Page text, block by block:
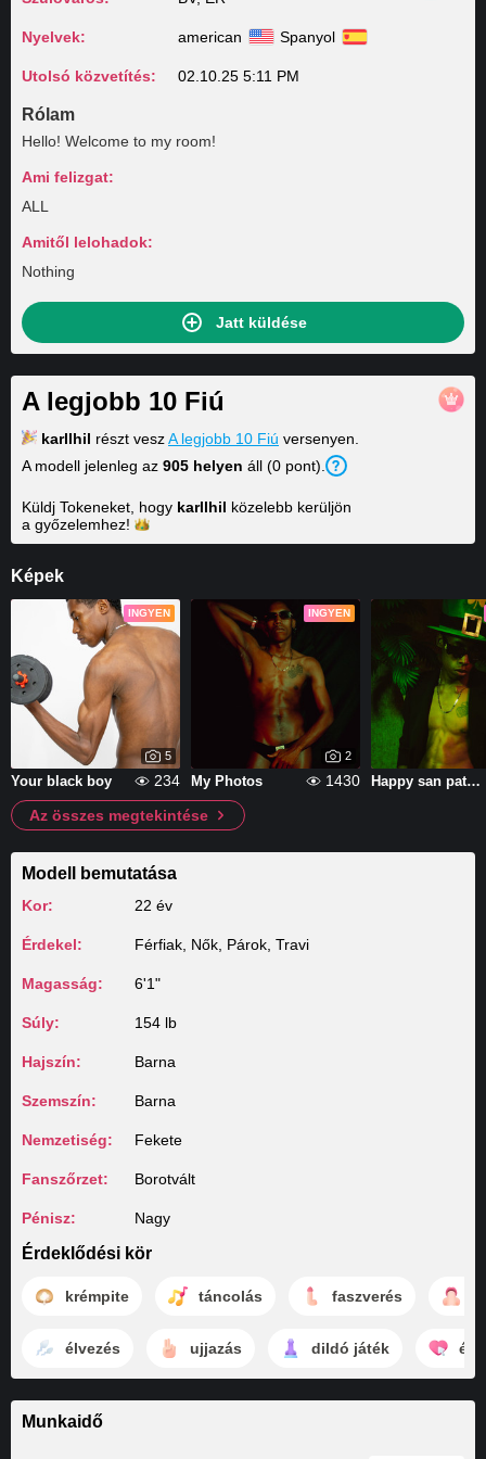
Nyelvek: american Spanyol
Utolsó közvetítés: 02.10.25 5:11 PM
Rólam
Hello! Welcome to my room!
Ami felizgat:
ALL
Amitől lelohadok:
Nothing
Jatt küldése
A legjobb 10 Fiú
karllhil részt veszA legjobb 10 Fiú versenyen.
A modell jelenleg az 905 helyen áll (0 pont).
Küldj Tokeneket, hogy karllhil közelebb kerüljön
a győzelemhez!
Képek
INGYEN
5
Your black boy 234
INGYEN
2
My Photos 1430 Happy san patricio
Az összes megtekintése
Modell bemutatása
Kor: 22 év
Érdekel: Férfiak, Nők, Párok, Travi
Magasság: 6'1"
Súly: 154 lb
Hajszín: Barna
Szemszín: Barna
Nemzetiség: Fekete
Fanszőrzet: Borotvált
Pénisz: Nagy
Érdeklődési kör
krémpite táncolás faszverés
élvezés ujjazás dildó játék
Munkaidő